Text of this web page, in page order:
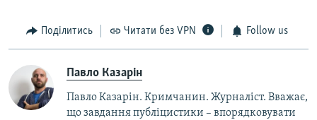
Поділитись Читати без VPN Follow us
Павло Казарін
Павло Казарін. Кримчанин. Журналіст. Вважає,
що завдання публіцистики – впорядковувати